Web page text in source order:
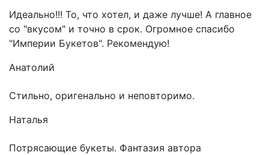
Идеально!!! То, что хотел, и даже лучше! А главное
со "вкусом" и точно в срок. Огромное спасибо
"Империи Букетов". Рекомендую!
Анатолий
Стильно, оригенально и неповторимо.
Наталья
Потрясающие букеты. Фантазия автора